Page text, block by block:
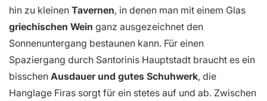
hin zu kleinen Tavernen, in denen man mit einem Glas
griechischen Wein ganz ausgezeichnet den
Sonnenuntergang bestaunen kann. Für einen
Spaziergang durch Santorinis Hauptstadt braucht es ein
bisschen Ausdauer und gutes Schuhwerk, die
Hanglage Firas sorgt für ein stetes auf und ab. Zwischen